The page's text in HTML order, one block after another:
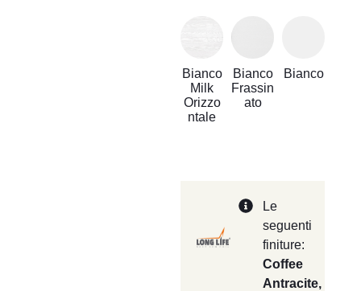
Bianco
Milk
Orizzo
ntale
Bianco
Frassin
ato
Bianco
Le
seguenti
finiture:
Coffee
Antracite,